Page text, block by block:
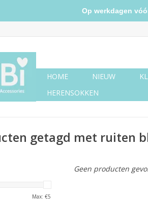
HOME NIEUW
HERENSOKKEN
getagd met ruiten
Max: €5
Geen producten
Op werkdagen